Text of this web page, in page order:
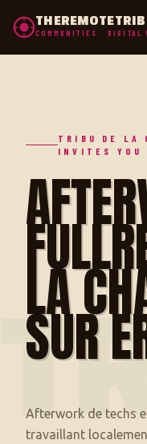
COMMUNITIES · DIGITAL
TRIBU DE LA
INVITES YOU
LA
SUR
Afterwork de techs
travaillant